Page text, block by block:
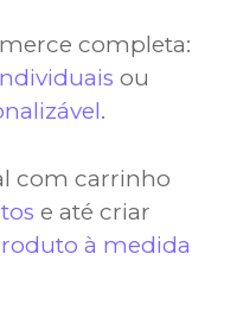
completa:
ou
.
com carrinho
e até criar
à medida